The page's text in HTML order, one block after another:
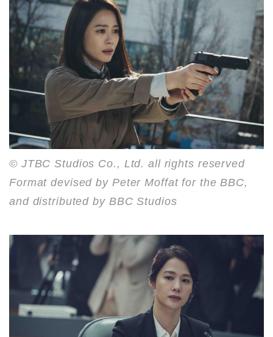
© JTBC Studios Co., Ltd. all rights reserved
Format devised by Peter Moffat for the BBC,
and distributed by BBC Studios